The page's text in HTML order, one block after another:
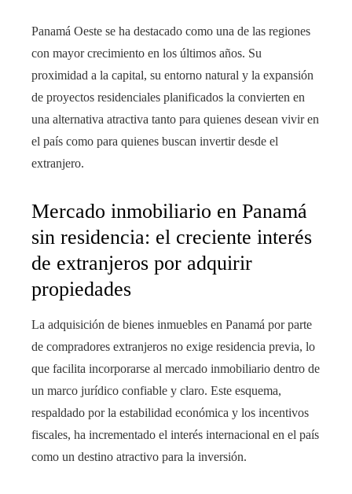
Panamá Oeste se ha destacado como una de las regiones
con mayor crecimiento en los últimos años. Su
proximidad a la capital, su entorno natural y la expansión
de proyectos residenciales planificados la convierten en
una alternativa atractiva tanto para quienes desean vivir en
el país como para quienes buscan invertir desde el
extranjero.
Mercado inmobiliario en Panamá
sin residencia: el creciente interés
de extranjeros por adquirir
propiedades
La adquisición de bienes inmuebles en Panamá por parte
de compradores extranjeros no exige residencia previa, lo
que facilita incorporarse al mercado inmobiliario dentro de
un marco jurídico confiable y claro. Este esquema,
respaldado por la estabilidad económica y los incentivos
fiscales, ha incrementado el interés internacional en el país
como un destino atractivo para la inversión.